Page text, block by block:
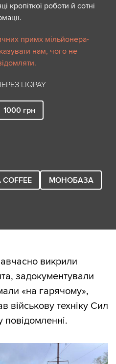
кропіткої роботи й сотні
примх мільйонера-
нам, чого не
LIQPAY
1000 грн
COFFEE
МОНОБАЗА
викрили
задокументували
«на гарячому»,
військову техніку Сил